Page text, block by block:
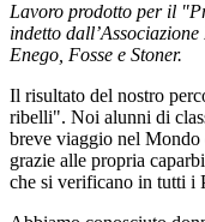
Lavoro prodotto per il
indetto
Enego, Fosse e Stoner.
Il risultato del nostro
ribelli". Noi alunni di
breve viaggio nel
grazie alle propria
che si verificano in tutti i